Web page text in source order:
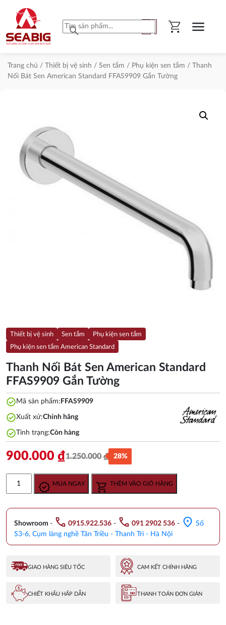
search shopping_cart menu
Trang chủ / Thiết bị vệ sinh / Sen tắm / Phụ kiện sen tắm / Thanh
Nối Bát Sen American Standard FFAS9909 Gắn Tường
Thiết bị vệ sinh Sen tắm
Phụ kiện sen tắm
Phụ kiện sen tắm American Standard
Thanh Nối Bát Sen American Standard
FFAS9909 Gắn Tường
check_circle Mã sản phẩm: FFAS9909
check_circleXuất xứ:Chính hãng
check_circleTình trạng:Còn hàng
1.250.000₫
Giá
gốc
là:
900.000 ₫
Giá
hiện
tại
900.000 ₫.
28%
Sen
American
Standard
FFAS9909
Tường
lượng
MUA NGAY THÊM VÀO GIỎ HÀNG
Showroom - call 0915.922.536 - call 091 2902 536 - location_on Số
S3-6, Cụm làng nghề Tân Triều - Thanh Trì - Hà Nội
GIAO HÀNG SIÊU TỐC CAM KẾT CHÍNH HÃNG
CHIẾT KHẤU HẤP DẪN THANH TOÁN ĐƠN GIẢN